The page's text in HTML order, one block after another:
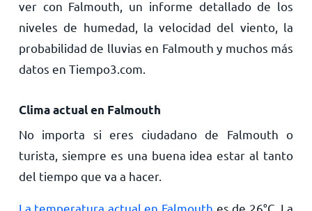
ver con Falmouth, un informe detallado de los
niveles de humedad, la velocidad del viento, la
probabilidad de lluvias en Falmouth y muchos más
datos en Tiempo3.com.
Clima actual en Falmouth
No importa si eres ciudadano de Falmouth o
turista, siempre es una buena idea estar al tanto
del tiempo que va a hacer.
La temperatura actual en Falmouth es de 26°C . La